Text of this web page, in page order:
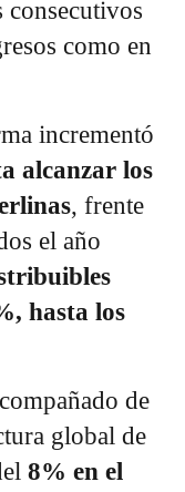
consecutivos
como en
incrementó
alcanzar los
, frente
el año
hasta los
de
global de
8% en el